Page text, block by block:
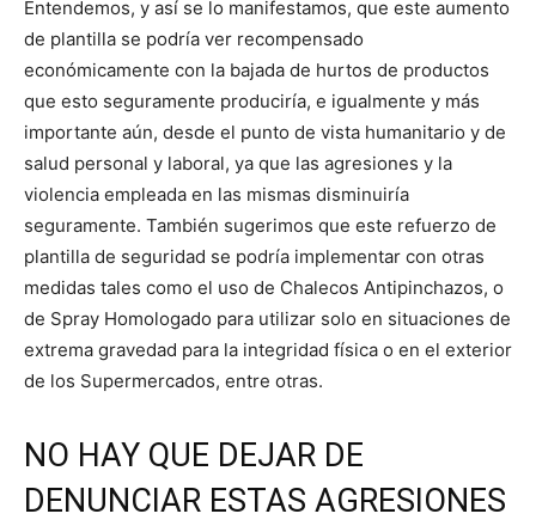
Entendemos, y así se lo manifestamos, que este aumento
de plantilla se podría ver recompensado
económicamente con la bajada de hurtos de productos
que esto seguramente produciría, e igualmente y más
importante aún, desde el punto de vista humanitario y de
salud personal y laboral, ya que las agresiones y la
violencia empleada en las mismas disminuiría
seguramente. También sugerimos que este refuerzo de
plantilla de seguridad se podría implementar con otras
medidas tales como el uso de Chalecos Antipinchazos, o
de Spray Homologado para utilizar solo en situaciones de
extrema gravedad para la integridad física o en el exterior
de los Supermercados, entre otras.
NO HAY QUE DEJAR DE
DENUNCIAR ESTAS AGRESIONES